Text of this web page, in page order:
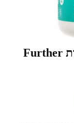
Collagen Peptides של חברת Further